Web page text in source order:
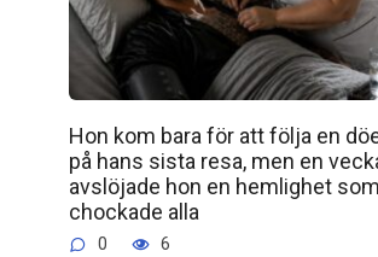
Hon kom bara för att följa en
på hans sista resa, men en
avslöjade hon en hemlighet som
chockade alla
0 6